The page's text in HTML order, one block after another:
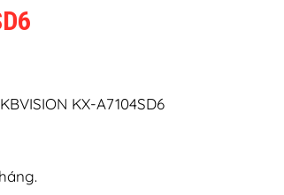
KX-A7104SD6